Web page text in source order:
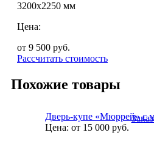
3200х2250 мм
Цена:
от 9 500 руб.
Рассчитать стоимость
Похожие товары
Дверь-купе «Мюррей» с
Цена: от 15 000руб.